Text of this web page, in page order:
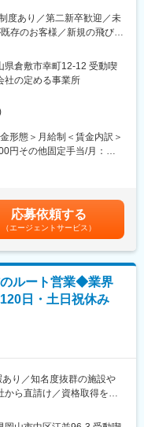
方を把握していただくため
SFAなどの社内システムの
中心に、徐々に実務をお
ことを想定しています。
素です。
受変電設備、空気圧縮機
「ものづくり」を根幹から
売にとどまらず、お客様の
テムや設備を提案できる点
備やシステムが実際に工
つながった瞬間には、大
度あり／第二新卒歓迎／未
存のお客様／新規の飛び込
お持ちの方
感じている方
方
い方
飛び込みやテレアポはあり
グ
商材理解から取引先の引
県倉敷市幸町12-12 受動喫
社の定める事業所
形態＞月給制＜賃金内訳＞
円その他固定手当/月：
・中国ブロック／5,000円■
賃金はあくまでも目安の
能性があります。月給(月額)
応募依頼する
（エージェントサービス）
のルート営業◆業界
日・土日祝休み
り／知名度抜群の施設や
から直請け／資格取得を応